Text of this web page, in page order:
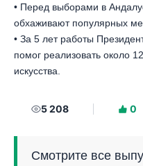
• Перед выборами в
обхаживают популярных
• За 5 лет работы
помог реализовать около
искусства.
5 208 0
Смотрите все